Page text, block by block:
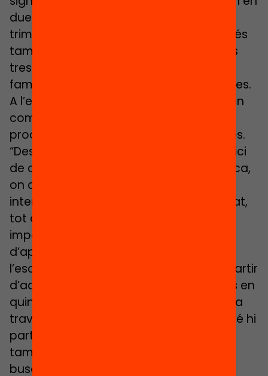
dues trobades més al segon i tercer
trimestre. El “contracte” de “Fem Camí” és
també, fins a segon de primària, un dels
tres informes anuals que es dóna a les
famílies en lloc de les notes acadèmiques.
A l’escola Sant Jordi també es té molt en
compte la relació amb les famílies en el
procés d’acompanyament dels alumnes.
“Després de la reunió informativa de l’inici
de curs, fem una altra reunió pedagògica,
on compartim amb les famílies els
interessos dels infants que hem detectat,
tot allò que nosaltres creiem que és
important i quins seran els objectius
d’aprenentatge”, explica el director de
l’escola Sant Jordi, Francesc Martín. A partir
d’aquell moment, s’explica a les famílies en
quina fase dels objectius està l’alumne a
través d’una carta molt càlida on també hi
participa l’alumne: “Volem que l’infant
també tingui veu en aquella carta i
busquem estones per parlar amb ell